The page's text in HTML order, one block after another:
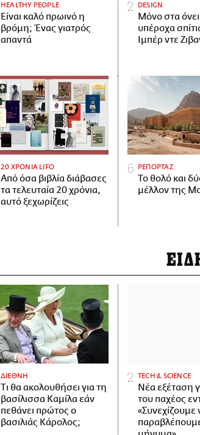
HEALTHY PEOPLE
Είναι καλό πρωινό η
βρόμη; Ένας γιατρός
απαντά
DESIGN
Μόνο στα
υπέροχα
Ιμπέρ ντε
20 ΧΡΟΝΙΑ LIFO
Από όσα βιβλία διάβασες
τα τελευταία 20 χρόνια,
αυτό ξεχωρίζεις
ΡΕΠΟΡΤΑΖ
Το θολό και
μέλλον της
ΔΙΕΘΝΗ
Τι θα ακολουθήσει για τη
βασίλισσα Καμίλα εάν
πεθάνει πρώτος ο
βασιλιάς Κάρολος;
ΤECH & SCIENCE
Νέα εξέταση
του παχέος
«Συνεχίζουμε